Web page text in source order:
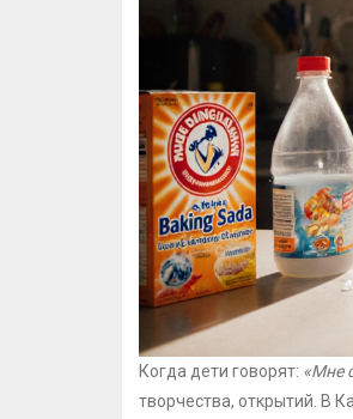
Когда дети говорят: «Мне
творчества, открытий. В